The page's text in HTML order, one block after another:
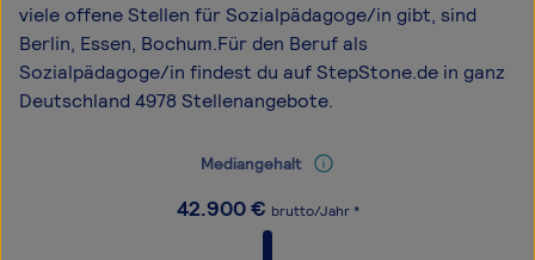
viele offene Stellen für Sozialpädagoge/in gibt, sind
Berlin, Essen, Bochum.Für den Beruf als
Sozialpädagoge/in findest du auf StepStone.de in ganz
Deutschland 4978 Stellenangebote.
Mediangehalt
42.900€ brutto/Jahr *